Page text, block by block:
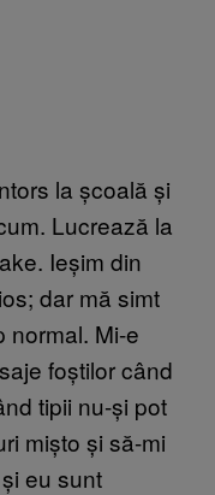
la școală și
Lucrează la
Ieșim din
dar mă simt
normal. Mi-e
foștilor când
tipii nu-și pot
mișto și să-mi
eu sunt